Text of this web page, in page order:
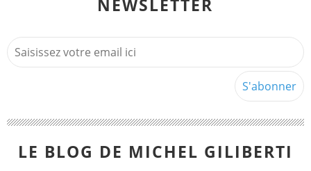
NEWSLETTER
LE BLOG DE MICHEL GILIBERTI